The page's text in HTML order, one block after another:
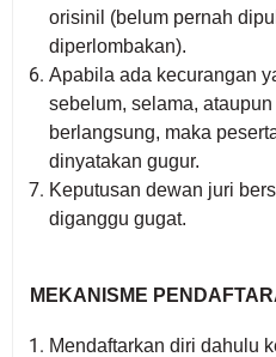
orisinil (belum pernah
diperlombakan).
Apabila ada kecurangan
sebelum, selama,
berlangsung, maka
dinyatakan gugur.
Keputusan dewan juri
diganggu gugat.
MEKANISME
Mendaftarkan diri dahulu